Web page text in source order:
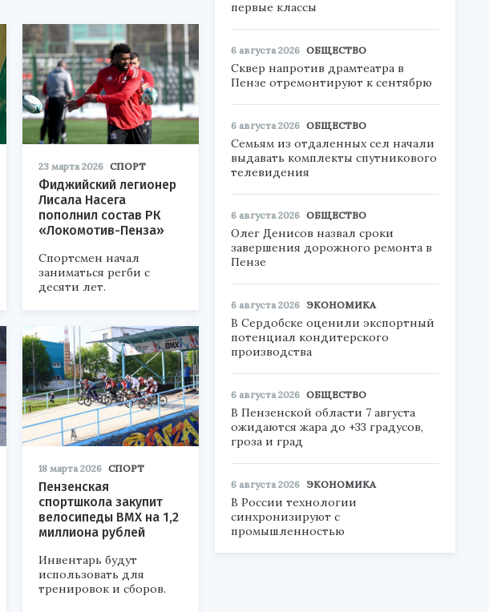
23 марта 2026 СПОРТ
Фиджийский легионер
Лисала Насега
пополнил состав РК
«Локомотив-Пенза»
Спортсмен начал
заниматься регби с
десяти лет.
18 марта 2026 СПОРТ
Пензенская
спортшкола закупит
велосипеды BMX на 1,2
миллиона рублей
Инвентарь будут
использовать для
тренировок и сборов.
первые классы
6 августа 2026 ОБЩЕСТВО
Сквер напротив драмтеатра в
Пензе отремонтируют к сентябрю
6 августа 2026 ОБЩЕСТВО
Семьям из отдаленных сел начали
выдавать комплекты спутникового
телевидения
6 августа 2026 ОБЩЕСТВО
Олег Денисов назвал сроки
завершения дорожного ремонта в
Пензе
6 августа 2026 ЭКОНОМИКА
В Сердобске оценили экспортный
потенциал кондитерского
производства
6 августа 2026 ОБЩЕСТВО
В Пензенской области 7 августа
ожидаются жара до +33 градусов,
гроза и град
6 августа 2026 ЭКОНОМИКА
В России технологии
синхронизируют с
промышленностью